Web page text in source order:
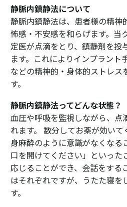
静脈内鎮静法について
静脈内鎮静法は、患者様の精神
怖感・不安感を和らげます。当
定医が点滴をとり、鎮静剤を投
ます。これによりインプラント
などの精神的・身体的ストレス
す。
静脈内鎮静法ってどんな状態？
血圧や呼吸を監視しながら、点
れます。 数分してお薬が効い
身麻酔のように意識がなくなる
口を開けてください」といった
応じることができ、会話をする
はそれぞれですが、うたた寝を
す。